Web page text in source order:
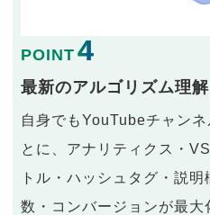
POINT 4
最新のアルゴリズム理
自身でもYouTubeチャン
とに、アナリティクス・
トル・ハッシュタグ・説
数・コンバージョンが最大